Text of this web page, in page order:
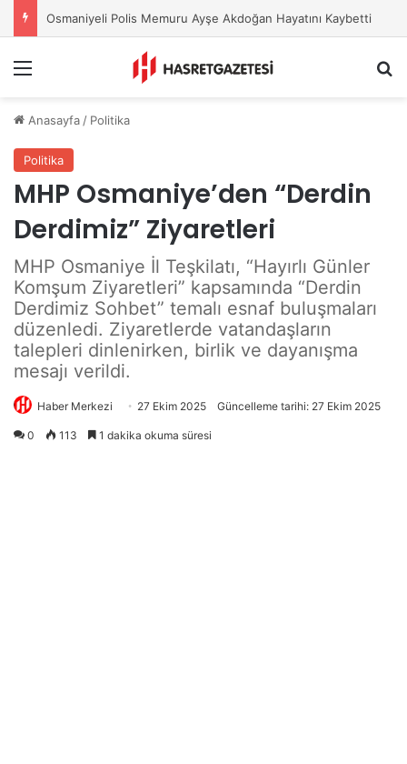
Osmaniyeli Polis Memuru Ayşe Akdoğan Hayatını Kaybetti
Anasayfa / Politika
Politika
MHP Osmaniye’den “Derdin
Derdimiz” Ziyaretleri
MHP Osmaniye İl Teşkilatı, “Hayırlı Günler
Komşum Ziyaretleri” kapsamında “Derdin
Derdimiz Sohbet” temalı esnaf buluşmaları
düzenledi. Ziyaretlerde vatandaşların
talepleri dinlenirken, birlik ve dayanışma
mesajı verildi.
Haber Merkezi 27 Ekim 2025 Güncelleme tarihi: 27 Ekim 2025
0 113 1 dakika okuma süresi